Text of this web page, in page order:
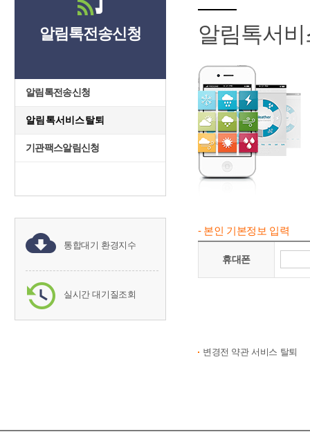
알림톡전송신청
알림톡전송신청
알림톡서비스탈퇴
기관팩스알림신청
통합대기 환경지수
실시간 대기질조회
알림톡서
- 본인 기본정보 입력
휴대폰
변경전 약관 서비스 탈퇴